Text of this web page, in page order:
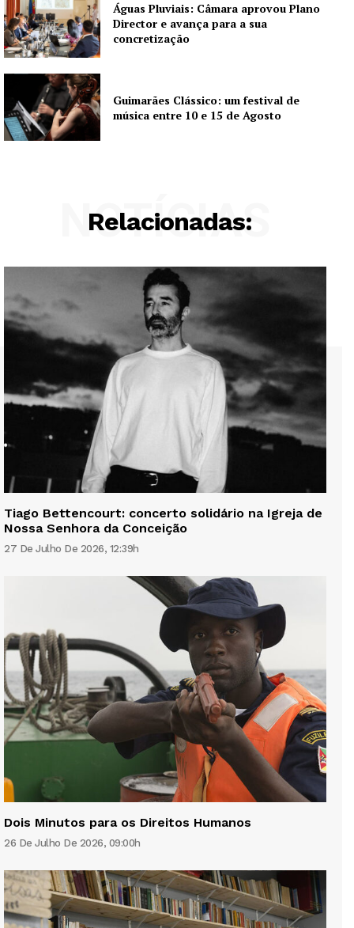
Águas Pluviais: Câmara aprovou Plano
Director e avança para a sua
concretização
Guimarães Clássico: um festival de
música entre 10 e 15 de Agosto
Relacionadas:
NOTÍCIAS
Tiago Bettencourt: concerto solidário na Igreja de
Nossa Senhora da Conceição
27 De Julho De 2026, 12:39h
Dois Minutos para os Direitos Humanos
26 De Julho De 2026, 09:00h